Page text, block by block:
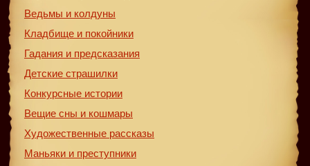
Ведьмы и колдуны
Кладбище и покойники
Гадания и предсказания
Детские страшилки
Конкурсные истории
Вещие сны и кошмары
Художественные рассказы
Маньяки и преступники